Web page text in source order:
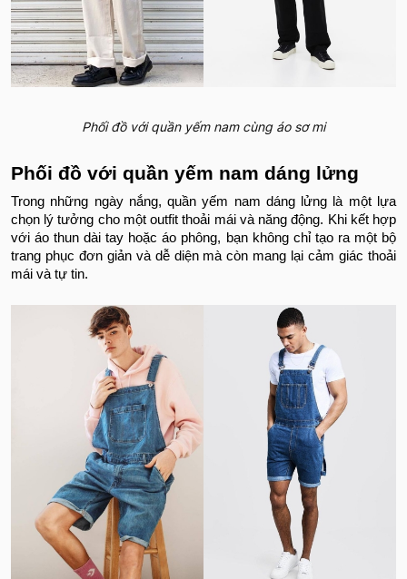
Phối đồ với quần yếm nam cùng áo sơ mi
Phối đồ với quần yếm nam dáng lửng
Trong những ngày nắng, quần yếm nam dáng lửng là một lựa
chọn lý tưởng cho một outfit thoải mái và năng động. Khi kết hợp
với áo thun dài tay hoặc áo phông, bạn không chỉ tạo ra một bộ
trang phục đơn giản và dễ diện mà còn mang lại cảm giác thoải
mái và tự tin.